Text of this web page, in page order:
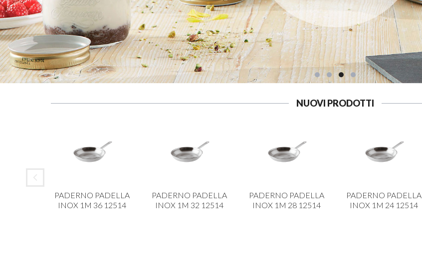
NUOVI PRODOTTI
PADERNO PADELLA
INOX 1M 36 12514
PADERNO PADELLA
INOX 1M 32 12514
PADERNO PADELLA
INOX 1M 28 12514
PADERNO PADELLA
INOX 1M 24 12514